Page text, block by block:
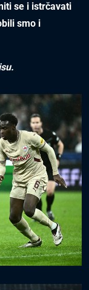
se i istrčavati
smo i